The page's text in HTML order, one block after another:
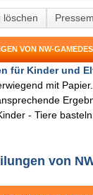
löschen
VON NW-
für Kinder und
mit
- Tiere
von